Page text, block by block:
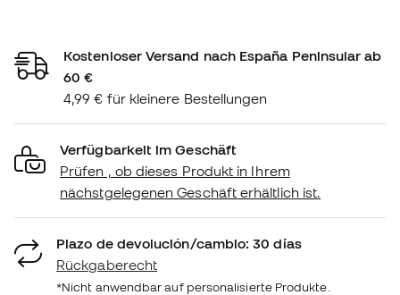
Kostenloser Versand nach España Peninsular ab
60 €
4,99 € für kleinere Bestellungen
Verfügbarkeit im Geschäft
Prüfen , ob dieses Produkt in Ihrem
nächstgelegenen Geschäft erhältlich ist.
Plazo de devolución/cambio: 30 días
Rückgaberecht
*Nicht anwendbar auf personalisierte Produkte.